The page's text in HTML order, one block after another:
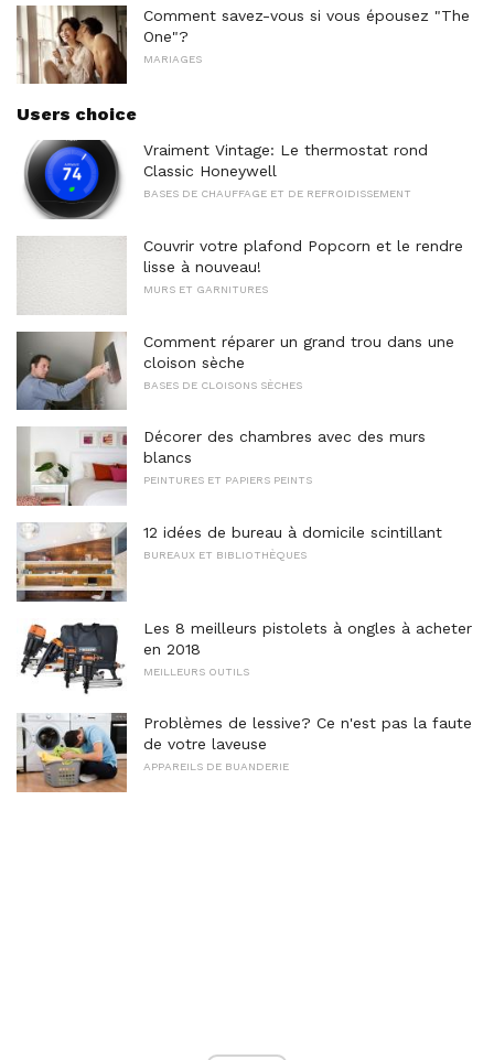
Comment savez-vous si vous épousez "The
One"?
MARIAGES
Users choice
Vraiment Vintage: Le thermostat rond
Classic Honeywell
BASES DE CHAUFFAGE ET DE REFROIDISSEMENT
Couvrir votre plafond Popcorn et le rendre
lisse à nouveau!
MURS ET GARNITURES
Comment réparer un grand trou dans une
cloison sèche
BASES DE CLOISONS SÈCHES
Décorer des chambres avec des murs
blancs
PEINTURES ET PAPIERS PEINTS
12 idées de bureau à domicile scintillant
BUREAUX ET BIBLIOTHÈQUES
Les 8 meilleurs pistolets à ongles à acheter
en 2018
MEILLEURS OUTILS
Problèmes de lessive? Ce n'est pas la faute
de votre laveuse
APPAREILS DE BUANDERIE